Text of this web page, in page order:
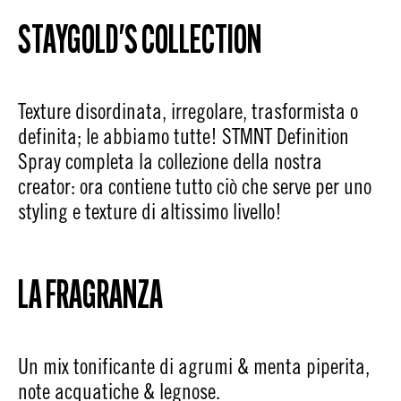
STAYGOLD'S COLLECTION
Texture disordinata, irregolare, trasformista o
definita; le abbiamo tutte! STMNT Definition
Spray completa la collezione della nostra
creator: ora contiene tutto ciò che serve per uno
styling e texture di altissimo livello!
LA FRAGRANZA
Un mix tonificante di agrumi & menta piperita,
note acquatiche & legnose.